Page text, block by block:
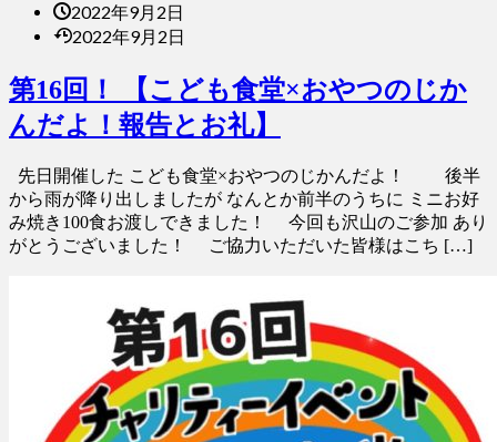
2022年9月2日
2022年9月2日
第16回！ 【こども食堂×おやつのじか
んだよ！報告とお礼】
先日開催した こども食堂×おやつのじかんだよ！ 後半
から雨が降り出しましたが なんとか前半のうちに ミニお好
み焼き100食お渡しできました！ 今回も沢山のご参加 あり
がとうございました！ ご協力いただいた皆様はこち […]